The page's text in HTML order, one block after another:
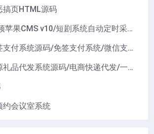
搞页HTML源码
2025短视频苹果CMS v10/短剧系统自动定时采集H5移动端在线影视视频短剧源码小剧场短剧影视源码
个人码免签支付系统源码/免签支付系统/微信支付平台
最新全开源礼品代发系统源码/电商快递代发/一件代发系统
约会议室系统